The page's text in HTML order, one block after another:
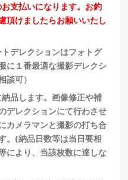
支払いになります。お釣
頂けましたらお願いいたし
デレクションはフォトグ
に１番最適な撮影デレクシ
談可）
品します。画像修正や補
デレクションにて行わさせ
カメラマンと撮影の打ち合
(納品日数等は当日要相
により、当該枚数に達しな